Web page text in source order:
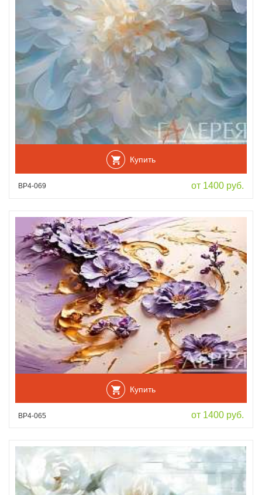
Купить
ВР4-069 от 1400 руб.
Купить
ВР4-065 от 1400 руб.